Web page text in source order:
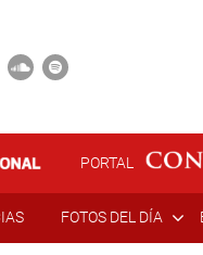
PORTAL
FOTOS DEL DÍA